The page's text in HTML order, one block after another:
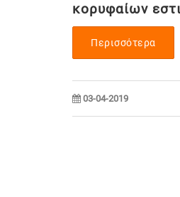
κορυφαίων
Περισσότερα
03-04-2019